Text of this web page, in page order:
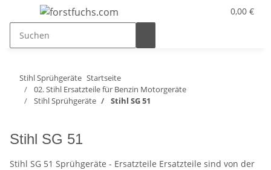
0,00 €
Stihl Sprühgeräte Startseite
02. Stihl Ersatzteile für Benzin Motorgeräte
Stihl Sprühgeräte
Stihl SG 51
Stihl SG 51
Stihl SG 51 Sprühgeräte - Ersatzteile Ersatzteile sind von der